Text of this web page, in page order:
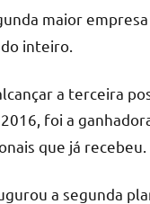
maior
inteiro.
a terceira
foi a
que já recebeu.
a segunda